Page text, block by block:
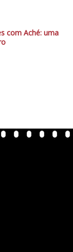
com Aché: uma